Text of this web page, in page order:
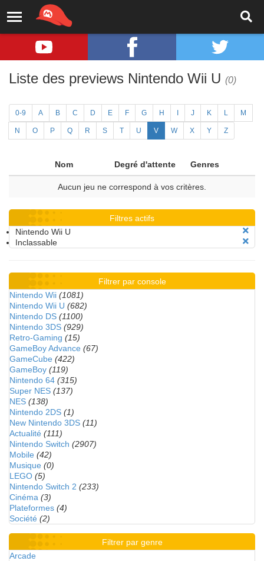
Liste des previews Nintendo Wii U (0)
0-9 A B C D E F G H J K L M
N O P Q R S T U V W X Y Z
Nom Degré d'attente Genres
Aucun jeu ne correspond à vos critères.
Filtres actifs
Nintendo Wii U
Inclassable
Filtrer par console
Nintendo Wii (1081)
Nintendo Wii U (682)
Nintendo DS (1100)
Nintendo 3DS (929)
Retro-Gaming (15)
GameBoy Advance (67)
GameCube (422)
GameBoy (119)
Nintendo 64 (315)
Super NES (137)
NES (138)
Nintendo 2DS (1)
New Nintendo 3DS (11)
Actualité (111)
Nintendo Switch (2907)
Mobile (42)
Musique (0)
LEGO (5)
Nintendo Switch 2 (233)
Cinéma (3)
Plateformes (4)
Société (2)
Filtrer par genre
Arcade